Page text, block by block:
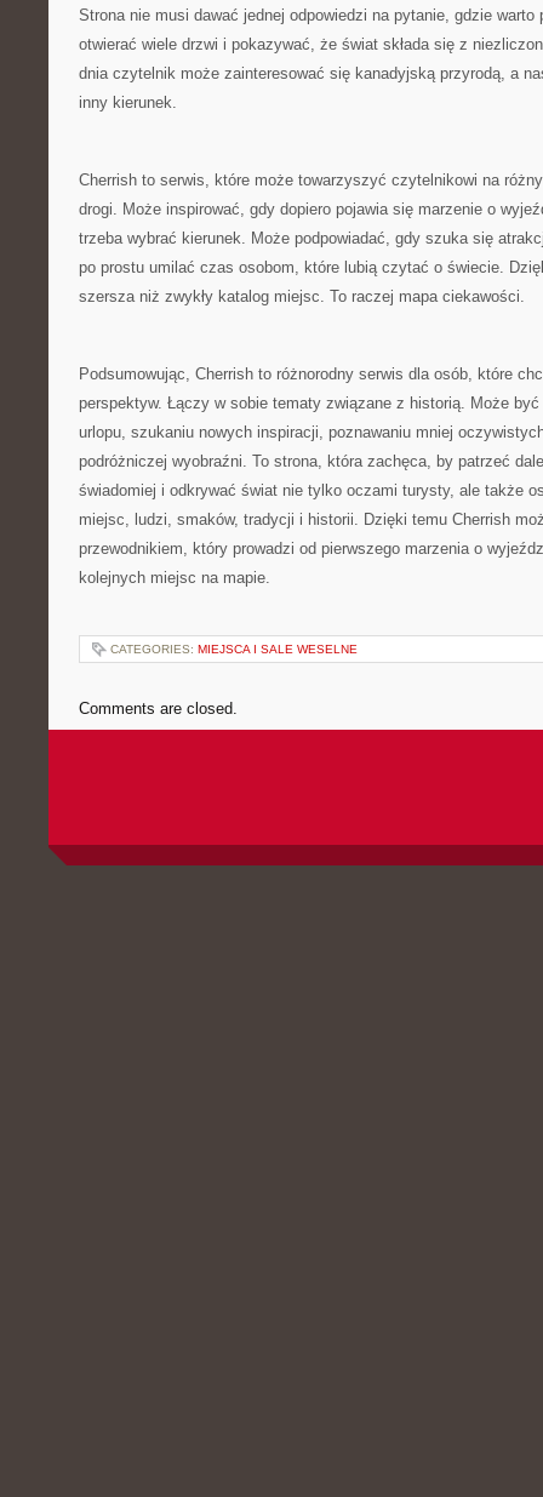
Strona nie musi dawać jednej odpowiedzi na pytanie, gdzie warto
otwierać wiele drzwi i pokazywać, że świat składa się z
dnia czytelnik może zainteresować się kanadyjską przyrodą, a
inny kierunek.
Cherrish to serwis, które może towarzyszyć czytelnikowi na
drogi. Może inspirować, gdy dopiero pojawia się marzenie o
trzeba wybrać kierunek. Może podpowiadać, gdy szuka się
po prostu umilać czas osobom, które lubią czytać o świecie.
szersza niż zwykły katalog miejsc. To raczej mapa ciekawości.
Podsumowując, Cherrish to różnorodny serwis dla osób, które
perspektyw. Łączy w sobie tematy związane z historią. Może
urlopu, szukaniu nowych inspiracji, poznawaniu mniej
podróżniczej wyobraźni. To strona, która zachęca, by patrzeć
świadomiej i odkrywać świat nie tylko oczami turysty, ale także
miejsc, ludzi, smaków, tradycji i historii. Dzięki temu Cherrish
przewodnikiem, który prowadzi od pierwszego marzenia o
kolejnych miejsc na mapie.
CATEGORIES: MIEJSCA I SALE WESELNE
Comments are closed.